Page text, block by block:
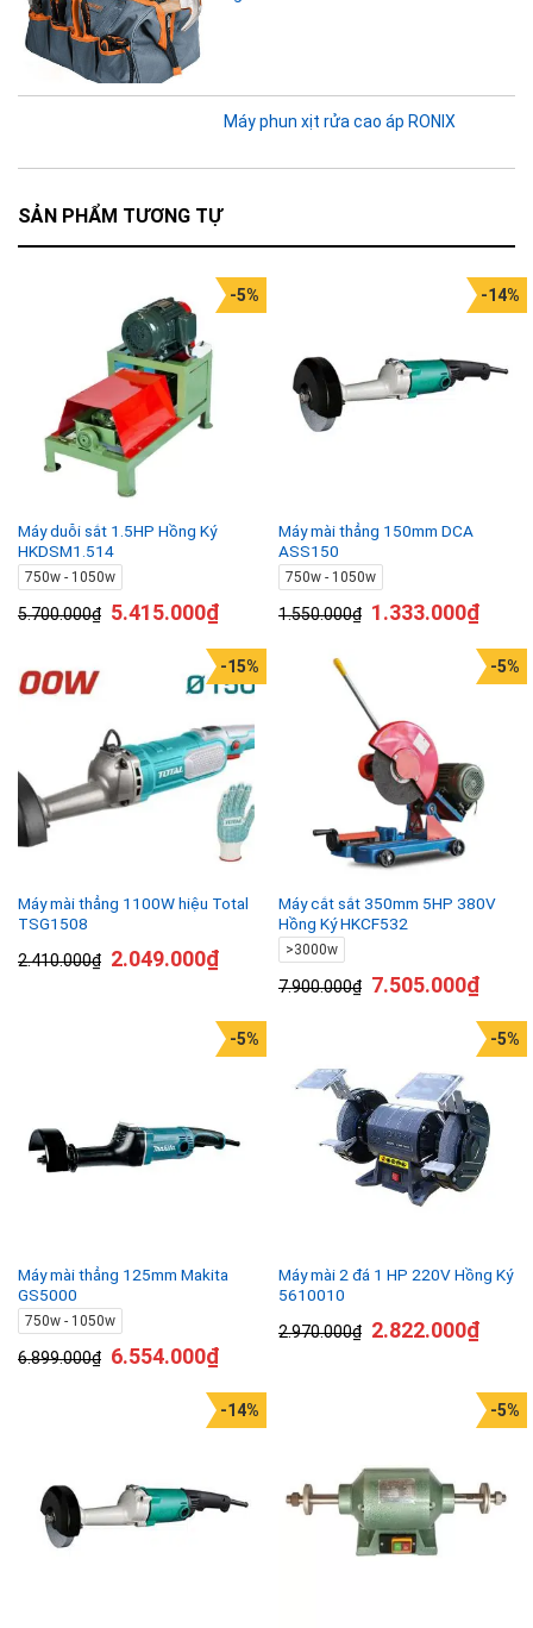
Máy phun xịt rửa cao áp RONIX
SẢN PHẨM TƯƠNG TỰ
Máy duỗi sắt 1.5HP Hồng Ký
HKDSM1.514
750w - 1050w
5.700.000₫
-5%
5.415.000₫
Máy mài thẳng 150mm DCA
ASS150
750w - 1050w
1.550.000₫
-14%
1.333.000₫
Máy mài thẳng 1100W hiệu Total
TSG1508
2.410.000₫
-15%
2.049.000₫
Máy cắt sắt 350mm 5HP 380V
Hồng Ký HKCF532
>3000w
7.900.000₫
-5%
7.505.000₫
Máy mài thẳng 125mm Makita
GS5000
750w - 1050w
6.899.000₫
-5%
6.554.000₫
Máy mài 2 đá 1 HP 220V Hồng Ký
5610010
2.970.000₫
-5%
2.822.000₫
-14% -5%